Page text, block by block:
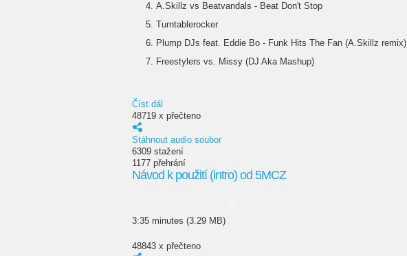
A.Skillz vs Beatvandals - Beat Don't Stop
Turntablerocker
Plump DJs feat. Eddie Bo - Funk Hits The Fan (A.Skillz remix)
Freestylers vs. Missy (DJ Aka Mashup)
Číst dál
48719 x přečteno
Stáhnout audio soubor
6309 stažení
1177 přehrání
Návod k použití (intro) od 5MCZ
3:35 minutes (3.29 MB)
48843 x přečteno